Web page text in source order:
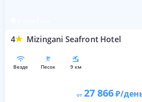
4 Mizingani Seafront Hotel
везде песок 9 км
от 27 866 /